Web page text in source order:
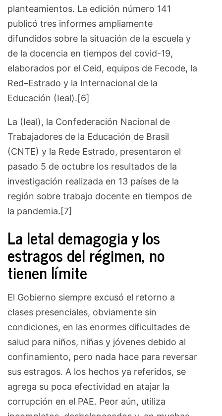
planteamientos. La edición número 141
publicó tres informes ampliamente
difundidos sobre la situación de la escuela y
de la docencia en tiempos del covid-19,
elaborados por el Ceid, equipos de Fecode, la
Red–Estrado y la Internacional de la
Educación (Ieal).[6]
La (Ieal), la Confederación Nacional de
Trabajadores de la Educación de Brasil
(CNTE) y la Rede Estrado, presentaron el
pasado 5 de octubre los resultados de la
investigación realizada en 13 países de la
región sobre trabajo docente en tiempos de
la pandemia.[7]
La letal demagogia y los
estragos del régimen, no
tienen límite
El Gobierno siempre excusó el retorno a
clases presenciales, obviamente sin
condiciones, en las enormes dificultades de
salud para niños, niñas y jóvenes debido al
confinamiento, pero nada hace para reversar
sus estragos. A los hechos ya referidos, se
agrega su poca efectividad en atajar la
corrupción en el PAE. Peor aún, utiliza